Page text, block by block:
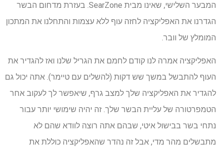
המבער השלישי, שאינו מבית SearZone. בעזרת מדחום הבשר
הגדרנו את האפליקציה לחזה עוף ללא עצמות והתחלנו את המתכון
המומלץ של וובר.
האפליקציה אמרה לנו קודם לחמם את הגריל שלנו ואז להגדיר את
העוף להתבשל במשך שש דקות (להשלים עם טיימר). אתה יכול גם
להגדיר את האפליקציה שלך למצב גרף, שיאפשר לך לעקוב אחר
הטמפרטורה של עליית הבשר שלך. זה יהיה שימושי יותר עבור
נתחי בשר בבישול איטי, שבהם אתה רוצה לוודא שהם לא
מתבשלים מהר מדי, אבל זה נהדר שהאפליקציה כוללת את